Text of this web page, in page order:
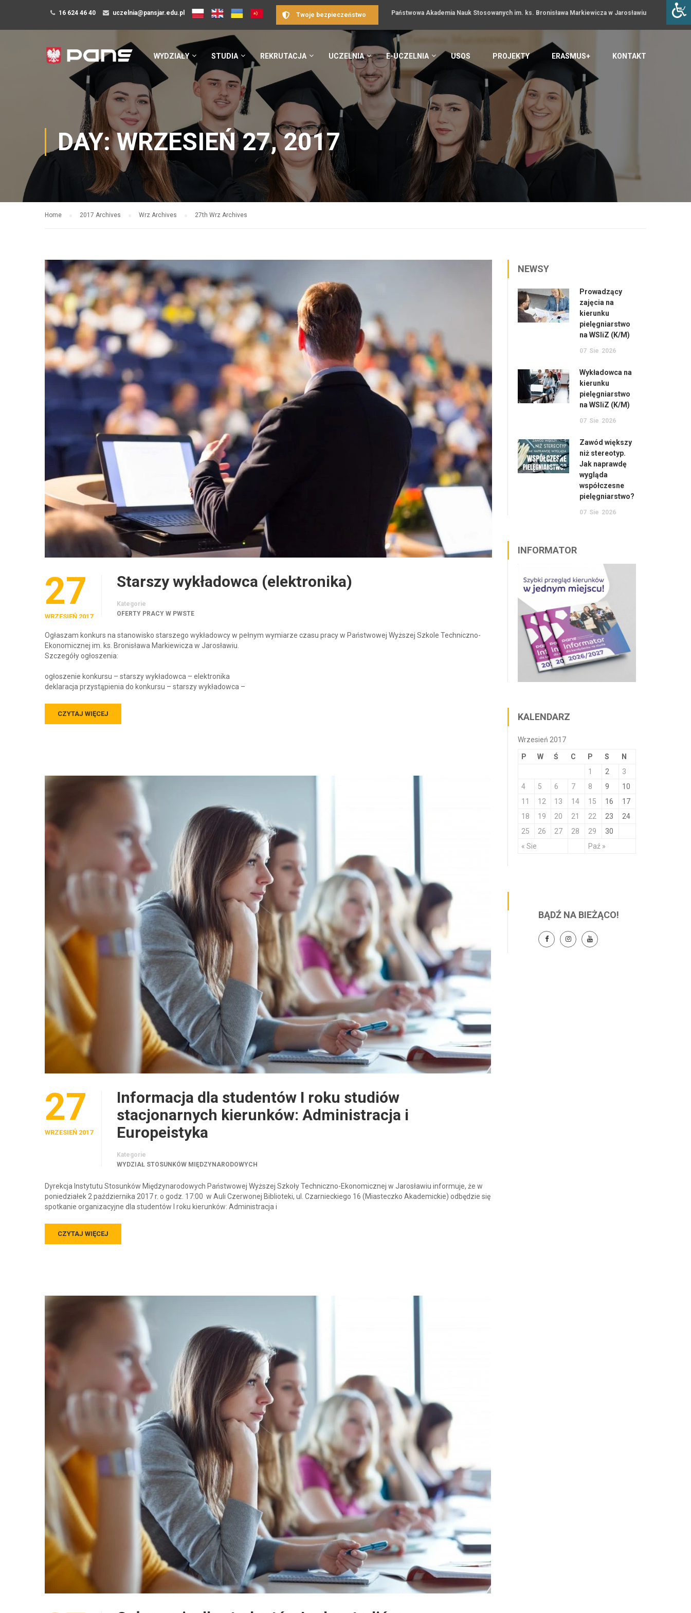
16 624 46 40 uczelnia@pansjar.edu.pl Państwowa Akademia Nauk Stosowanych im. ks. Bronisława Markiewicza w Jarosławiu
Twoje bezpieczeństwo
WYDZIAŁY STUDIA REKRUTACJA UCZELNIA E-UCZELNIA USOS PROJEKTY ERASMUS+ KONTAKT
DAY: WRZESIEŃ 27, 2017
Home 2017 Archives Wrz Archives 27th Wrz Archives
27
WRZESIEŃ 2017
Starszy wykładowca (elektronika)
Kategorie
OFERTY PRACY W PWSTE
Ogłaszam konkurs na stanowisko starszego wykładowcy w pełnym wymiarze czasu pracy w Państwowej Wyższej Szkole Techniczno-
Ekonomicznej im. ks. Bronisława Markiewicza w Jarosławiu.
Szczegóły ogłoszenia:
ogłoszenie konkursu – starszy wykładowca – elektronika
deklaracja przystąpienia do konkursu – starszy wykładowca –
CZYTAJ WIĘCEJ
27
WRZESIEŃ 2017
Informacja dla studentów I roku studiów
stacjonarnych kierunków: Administracja i
Europeistyka
Kategorie
WYDZIAŁ STOSUNKÓW MIĘDZYNARODOWYCH
Dyrekcja Instytutu Stosunków Międzynarodowych Państwowej Wyższej Szkoły Techniczno-Ekonomicznej w Jarosławiu informuje, że w
poniedziałek 2 października 2017 r. o godz. 17:00 w Auli Czerwonej Biblioteki, ul. Czarnieckiego 16 (Miasteczko Akademickie) odbędzie się
spotkanie organizacyjne dla studentów I roku kierunków: Administracja i
CZYTAJ WIĘCEJ
NEWSY
Prowadzący
zajęcia na
kierunku
pielęgniarstwo
na WSIiZ (K/M)
07 Sie 2026
Wykładowca na
kierunku
pielęgniarstwo
na WSIiZ (K/M)
07 Sie 2026
Zawód większy
niż stereotyp.
Jak naprawdę
wygląda
współczesne
pielęgniarstwo?
07 Sie 2026
INFORMATOR
KALENDARZ
Wrzesień 2017
P W Ś C P S N
« Sie Paź »
1 2
3
4
5 6 7 8 9
10
11
12 13 14 15 16
17
18
19 20 21 22 23
24
25
26 27 28 29 30
BĄDŹ NA BIEŻĄCO!